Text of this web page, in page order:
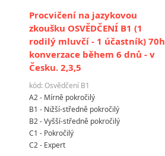
Procvičení na jazykovou
zkoušku OSVĚDČENÍ B1 (1
rodilý mluvčí - 1 účastník) 70h
konverzace během 6 dnů - v
Česku. 2,3,5
kód: Osvědčení B1
A2 - Mírně pokročilý
B1 - Nižší-středně pokročilý
B2 - Vyšší-středně pokročilý
C1 - Pokročilý
C2 - Expert